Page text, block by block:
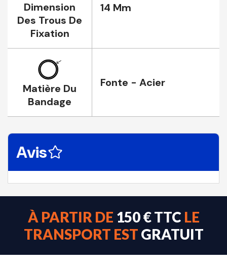
Dimension
Des Trous De
Fixation
14 Mm
Matière Du
Bandage
Fonte - Acier
Avis
À PARTIR DE 150 € TTC LE
TRANSPORT EST GRATUIT